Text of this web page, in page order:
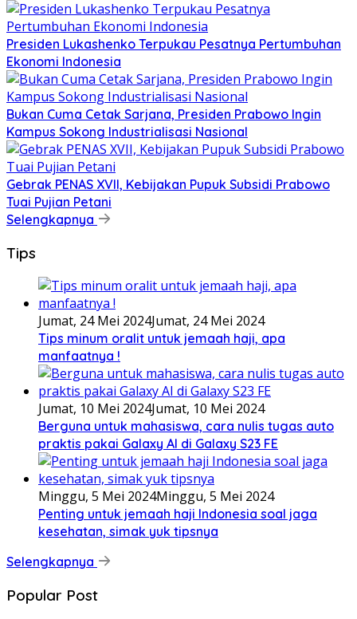
Presiden Lukashenko Terpukau Pesatnya Pertumbuhan
Ekonomi Indonesia
Bukan Cuma Cetak Sarjana, Presiden Prabowo Ingin
Kampus Sokong Industrialisasi Nasional
Gebrak PENAS XVII, Kebijakan Pupuk Subsidi Prabowo
Tuai Pujian Petani
Selengkapnya
Tips
Jumat, 24 Mei 2024Jumat, 24 Mei 2024
Tips minum oralit untuk jemaah haji, apa
manfaatnya !
Jumat, 10 Mei 2024Jumat, 10 Mei 2024
Berguna untuk mahasiswa, cara nulis tugas auto
praktis pakai Galaxy AI di Galaxy S23 FE
Minggu, 5 Mei 2024Minggu, 5 Mei 2024
Penting untuk jemaah haji Indonesia soal jaga
kesehatan, simak yuk tipsnya
Selengkapnya
Popular Post